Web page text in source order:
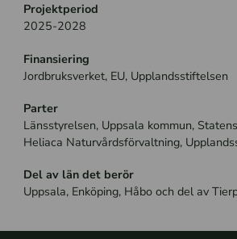
Projektperiod
2025-2028
Finansiering
Jordbruksverket, EU, Upplandsstiftelsen
Parter
Länsstyrelsen, Uppsala kommun,
Heliaca Naturvårdsförvaltning,
Del av län det berör
Uppsala, Enköping, Håbo och del av